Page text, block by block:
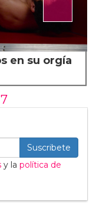
en su orgía
Suscribete
y la política de